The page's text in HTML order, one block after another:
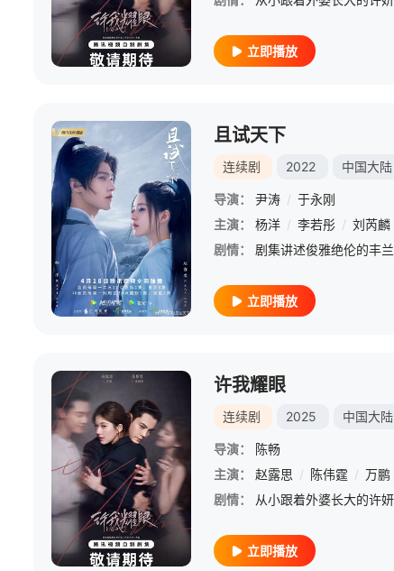
立即播放
且试天下
连续剧 2022 中国大陆
导演： 尹涛 / 于永刚
主演：
杨洋 / 李若彤 / 刘芮麟
剧情：
立即播放
许我耀眼
连续剧 2025 中国大陆
导演：
陈畅
主演：
赵露思 / 陈伟霆 / 万鹏
剧情：
立即播放